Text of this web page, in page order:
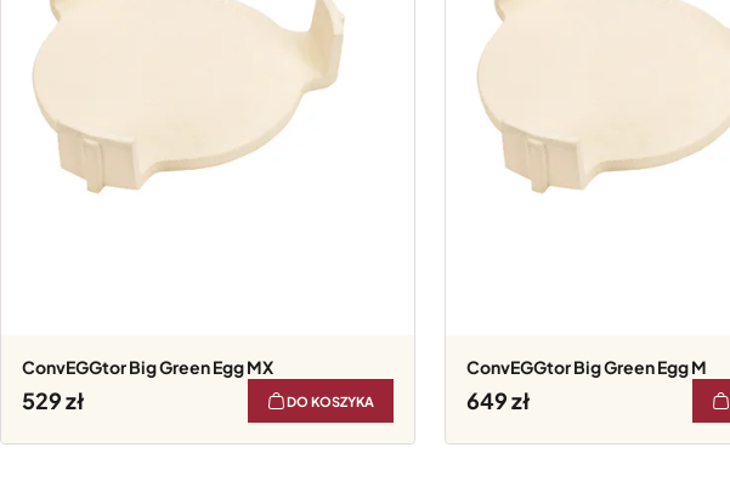
convEGGtor Big Green Egg MX
529 DO KOSZYKA
convEGGtor Big Green Egg M
649